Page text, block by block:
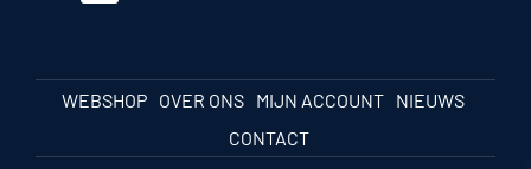
WEBSHOP OVER ONS MIJN ACCOUNT
NIEUWS
CONTACT